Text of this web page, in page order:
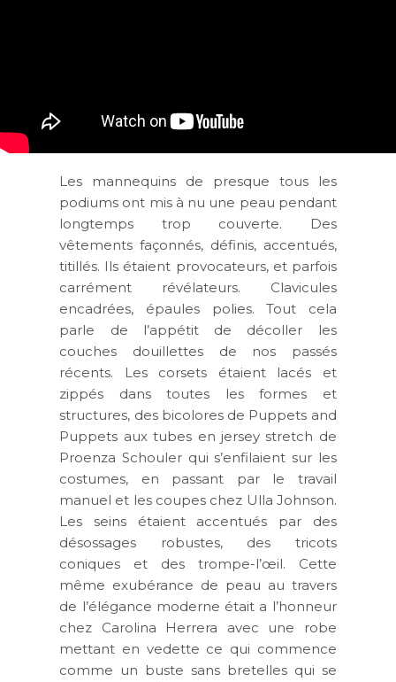
Les mannequins de presque tous les
podiums ont mis à nu une peau pendant
longtemps trop couverte. Des
vêtements façonnés, définis, accentués,
titillés. Ils étaient provocateurs, et parfois
carrément révélateurs. Clavicules
encadrées, épaules polies. Tout cela
parle de l’appétit de décoller les
couches douillettes de nos passés
récents. Les corsets étaient lacés et
zippés dans toutes les formes et
structures, des bicolores de Puppets and
Puppets aux tubes en jersey stretch de
Proenza Schouler qui s’enfilaient sur les
costumes, en passant par le travail
manuel et les coupes chez Ulla Johnson.
Les seins étaient accentués par des
désossages robustes, des tricots
coniques et des trompe-l’œil. Cette
même exubérance de peau au travers
de l’élégance moderne était a l’honneur
chez Carolina Herrera avec une robe
mettant en vedette ce qui commence
comme un buste sans bretelles qui se